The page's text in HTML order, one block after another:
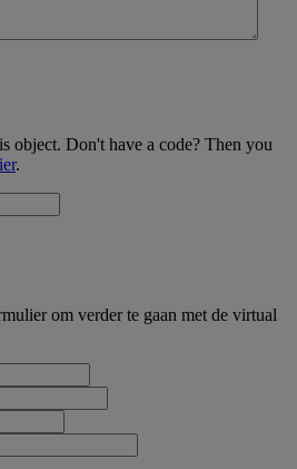
object. Don't have a code? Then you
.
om verder te gaan met de virtual